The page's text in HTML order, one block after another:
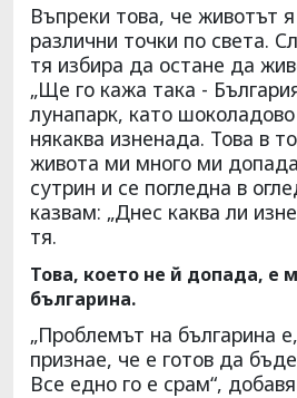
Въпреки това, че животът
различни точки по света.
тя избира да остане да
„Ще го кажа така -
лунапарк, като
някаква изненада. Това в
живота ми много ми
сутрин и се погледна в
казвам: „Днес каква ли
тя.
Това, което не й допада, е
българина.
„Проблемът на българина
признае, че е готов да
Все едно го е срам“,